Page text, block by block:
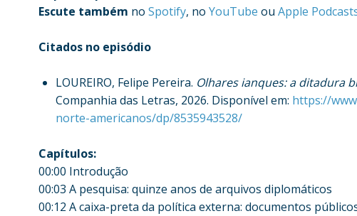
Escute também no Spotify, no YouTube ou Apple
Citados no episódio
LOUREIRO, Felipe Pereira. Olhares ianques: a ditadura
Companhia das Letras, 2026. Disponível em: https://
norte-americanos/dp/8535943528/
Capítulos:
00:00 Introdução
00:03 A pesquisa: quinze anos de arquivos diplomáticos
00:12 A caixa-preta da política externa: documentos